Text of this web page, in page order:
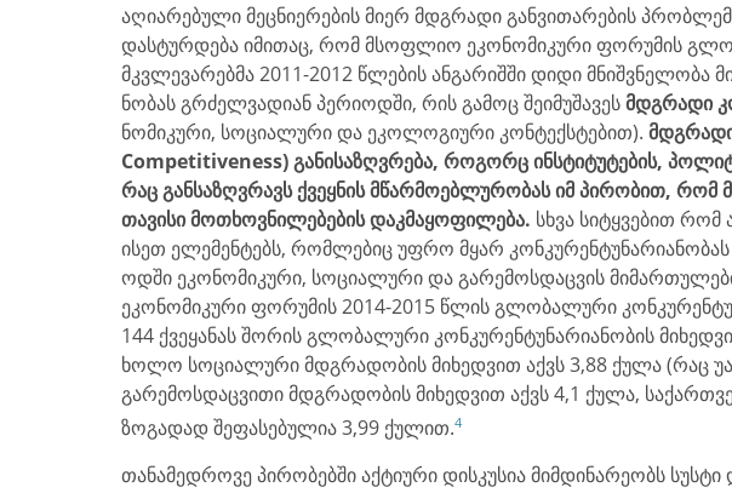
აღიარებული მეცნიერების მიერ მდგრადი განვითარების
დასტურდება იმითაც, რომ მსოფ­ლიო ეკო­ნო­მი­კუ­რი ფო­რუ­მის
მკვლე­ვა­რებ­მა 2011-2012 წლე­ბის ან­გა­რიშ­ში დი­დი მნიშ­ვნე­ლო­ბა
ნო­ბას გრძელ­ვა­დი­ან პე­რი­ოდ­ში, რის გა­მოც შე­ი­მუ­შა­ვესმდგრა­დი
ნო­მი­კუ­რი, სო­ცი­ა­ლუ­რი და ეკო­ლო­გი­უ­რი კონ­ტექ­სტე­ბით).
Competitiveness) გა­ნი­საზ­ღვრე­ბა, რო­გორც ინ­სტი­ტუ­ტე­ბის,
რაც გან­საზ­ღვრავს ქვეყ­ნის მწარ­მო­ებ­ლუ­რო­ბას იმ პი­რო­ბით,
თა­ვი­სი მოთ­ხოვ­ნი­ლე­ბე­ბის დაკ­მა­ყო­ფი­ლე­ბა. სხვა სიტ­ყვე­ბით
ისეთ ელე­მენ­ტებს, რომ­ლე­ბიც უფ­რო მყარ
ოდ­ში ეკო­ნო­მი­კუ­რი, სო­ცი­ა­ლუ­რი და გა­რე­მოს­დაც­ვის
ეკონომიკური ფორუმის 2014-2015 წლის გლობალური
144 ქვეყანას შორის გლობალური კონკურენტუნარიანობის
ხოლო სოციალური მდგრადობის მიხედვით აქვს 3,88 ქულა (რაც
გარემოსდაცვითი მდგრადობის მიხედვით აქვს 4,1 ქულა,
ზოგადად შეფასებულია 3,99 ქულით.4
თანამედროვე პირობებში აქტიური დისკუსია მიმდინარეობს